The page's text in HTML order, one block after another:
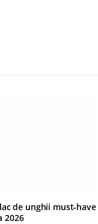
de unghii must‑have
2026